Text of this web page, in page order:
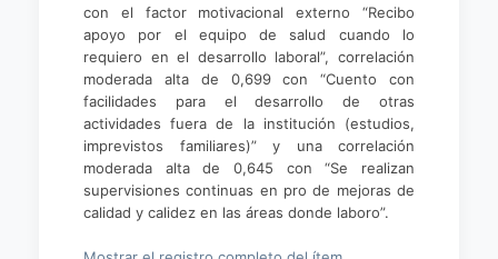
con el factor motivacional externo “Recibo
apoyo por el equipo de salud cuando lo
requiero en el desarrollo laboral”, correlación
moderada alta de 0,699 con “Cuento con
facilidades para el desarrollo de otras
actividades fuera de la institución (estudios,
imprevistos familiares)” y una correlación
moderada alta de 0,645 con “Se realizan
supervisiones continuas en pro de mejoras de
calidad y calidez en las áreas donde laboro”.